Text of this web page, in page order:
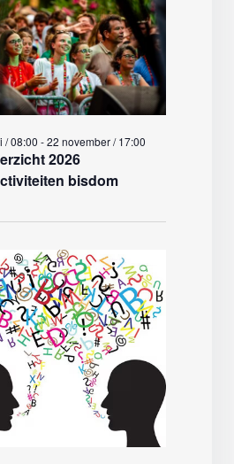
2026
bisdom
/ 08:00 -22 november / 17:00